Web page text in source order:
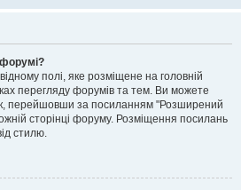
полі, яке розміщене на головній
перегляду форумів та тем. Ви можете
перейшовши за посиланням "Розширений
сторінці форуму. Розміщення посилань
стилю.